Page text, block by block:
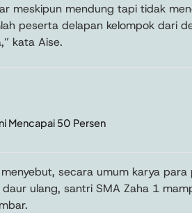
meskipun mendung tapi tidak
peserta delapan kelompok dari
kata Aise.
Mencapai 50 Persen
secara umum karya
ulang, santri SMA Zaha 1